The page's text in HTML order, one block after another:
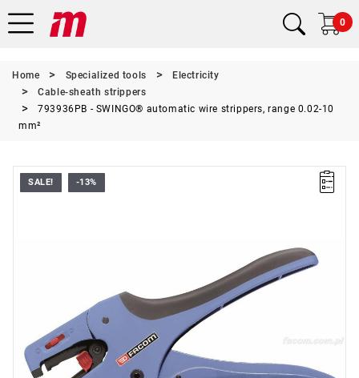
0
Home Specialized tools
Electricity
Cable-sheath strippers
793936PB - SWINGO® automatic wire strippers, range 0.02-10
mm²
SALE! -13%